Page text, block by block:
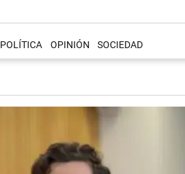
POLÍTICA OPINIÓN SOCIEDAD